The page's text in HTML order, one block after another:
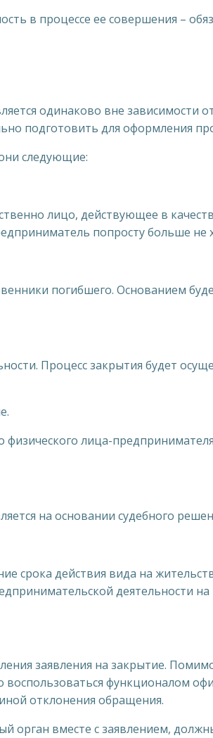
в процессе ее совершения –
одинаково вне зависимости
подготовить для оформления
следующие:
лицо, действующее в
попросту больше
погибшего. Основанием
Процесс закрытия будет
лица-
на основании судебного
срока действия вида на
деятельности
заявления на закрытие. Помимо
функционалом
отклонения обращения.
орган вместе с заявлением,